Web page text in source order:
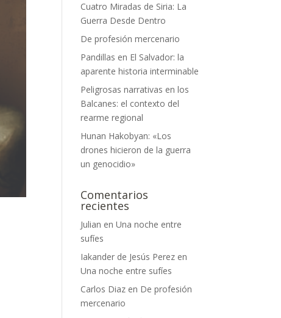
Cuatro Miradas de Siria: La
Guerra Desde Dentro
De profesión mercenario
Pandillas en El Salvador: la
aparente historia interminable
Peligrosas narrativas en los
Balcanes: el contexto del
rearme regional
Hunan Hakobyan: «Los
drones hicieron de la guerra
un genocidio»
Comentarios
recientes
Julian enUna noche entre
sufíes
Iakander de Jesús Perez en
Una noche entre sufíes
Carlos Diaz en De profesión
mercenario